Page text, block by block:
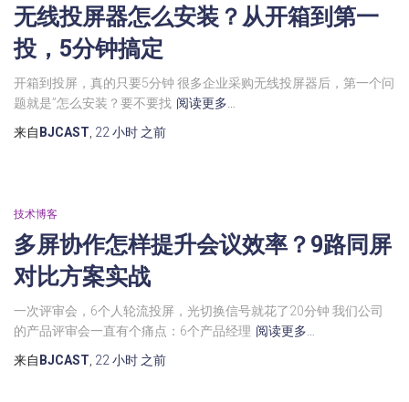
无线投屏器怎么安装？从开箱到第一
投，5分钟搞定
开箱到投屏，真的只要5分钟 很多企业采购无线投屏器后，第一个问
题就是”怎么安装？要不要找 阅读更多…
来自 BJCAST 22 小时 之前
技术博客
多屏协作怎样提升会议效率？9路同屏
对比方案实战
一次评审会，6个人轮流投屏，光切换信号就花了20分钟 我们公司
的产品评审会一直有个痛点：6个产品经理 阅读更多…
来自 BJCAST 22 小时 之前